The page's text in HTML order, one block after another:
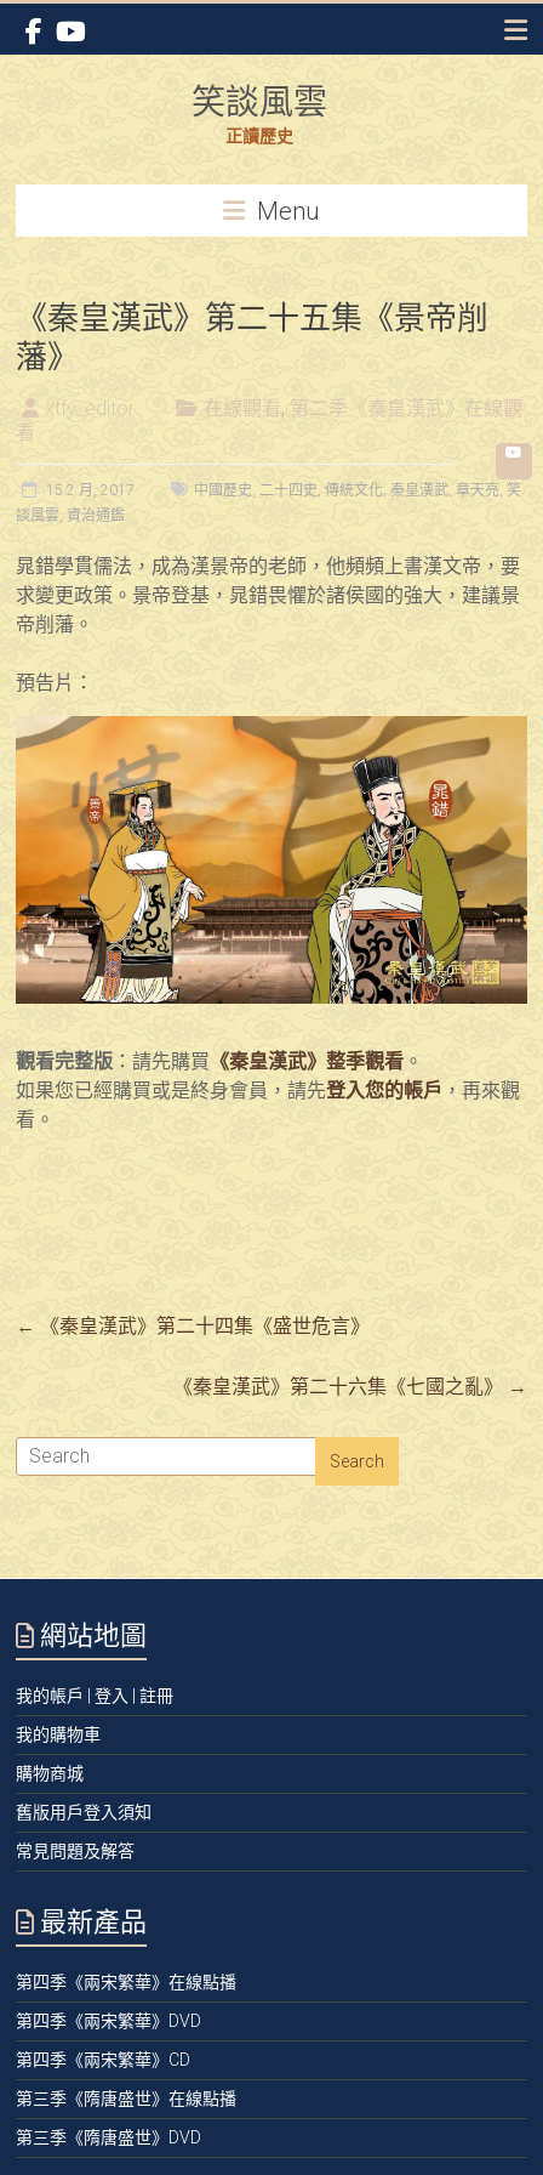
Skip
content
笑談風雲
正讀歷史
Menu
《秦皇漢武》第二十五集《景帝削
藩》
xtfy_editor 在線觀看, 第二季《秦皇漢武》在線觀
看
15 2 月, 2017 中國歷史,二十四史,傳統文化,秦皇漢武,章天亮, 笑
談風雲,資治通鑑
晁錯學貫儒法，成為漢景帝的老師，他頻頻上書漢文帝，要
求變更政策。景帝登基，晁錯畏懼於諸侯國的強大，建議景
帝削藩。
預告片：
觀看完整版 ：請先購買 《秦皇漢武》整季觀看 。
如果您已經購買或是終身會員，請先登入您的帳戶 ，再來觀
看。
← 《秦皇漢武》第二十四集《盛世危言》
《秦皇漢武》第二十六集《七國之亂》 →
網站地圖
我的帳戶 | 登入 | 註冊
我的購物車
購物商城
舊版用戶登入須知
常見問題及解答
最新產品
第四季《兩宋繁華》在線點播
第四季《兩宋繁華》DVD
第四季《兩宋繁華》CD
第三季《隋唐盛世》在線點播
第三季《隋唐盛世》DVD